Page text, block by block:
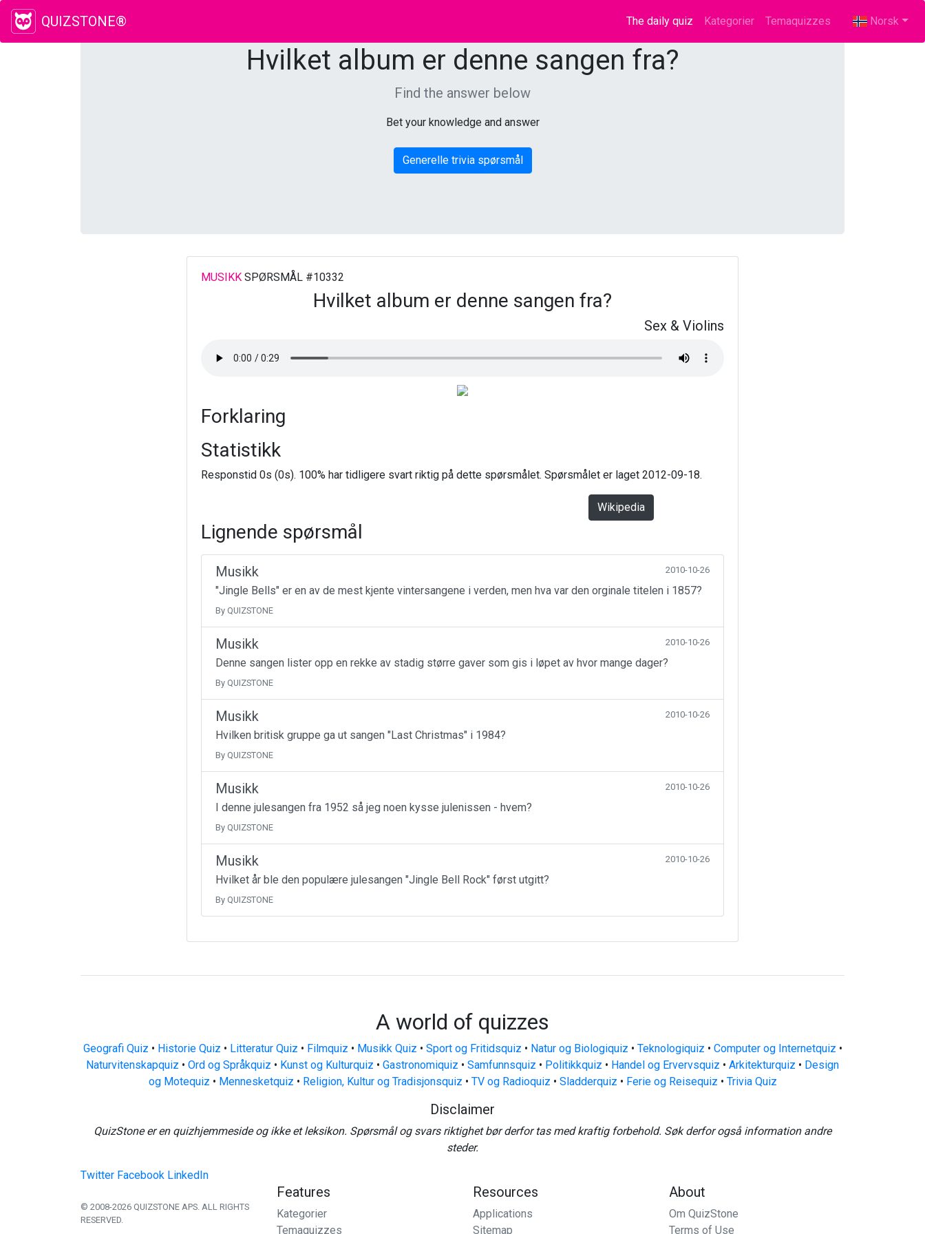
QUIZSTONE® The daily quiz (current)
Kategorier Temaquizzes Norsk
Hvilket album er denne sangen fra?
Find the answer below
Bet your knowledge and answer
Generelle trivia spørsmål
MUSIKKSPØRSMÅL #10332
Hvilket album er denne sangen fra?
Sex & Violins
Forklaring
Statistikk
Responstid 0s (0s). 100% har tidligere svart riktig på dette spørsmålet. Spørsmålet er laget 2012-09-18.
Wikipedia
Lignende spørsmål
Musikk 2010-10-26
"Jingle Bells" er en av de mest kjente vintersangene i verden, men hva var den orginale titelen i 1857?
By QUIZSTONE
Musikk 2010-10-26
Denne sangen lister opp en rekke av stadig større gaver som gis i løpet av hvor mange dager?
By QUIZSTONE
Musikk 2010-10-26
Hvilken britisk gruppe ga ut sangen "Last Christmas" i 1984?
By QUIZSTONE
Musikk 2010-10-26
I denne julesangen fra 1952 så jeg noen kysse julenissen - hvem?
By QUIZSTONE
Musikk 2010-10-26
Hvilket år ble den populære julesangen "Jingle Bell Rock" først utgitt?
By QUIZSTONE
A world of quizzes
Geografi Quiz • Historie Quiz • Litteratur Quiz • Filmquiz • Musikk Quiz • Sport og Fritidsquiz • Natur og Biologiquiz • Teknologiquiz • Computer og Internetquiz •
Naturvitenskapquiz • Ord og Språkquiz • Kunst og Kulturquiz • Gastronomiquiz • Samfunnsquiz • Politikkquiz • Handel og Ervervsquiz • Arkitekturquiz • Design
og Motequiz • Mennesketquiz • Religion, Kultur og Tradisjonsquiz • TV og Radioquiz • Sladderquiz • Ferie og Reisequiz • Trivia Quiz
Disclaimer
QuizStone er en quizhjemmeside og ikke et leksikon. Spørsmål og svars riktighet bør derfor tas med kraftig forbehold. Søk derfor også information andre
steder.
Twitter Facebook LinkedIn
© 2008-2026 QUIZSTONE APS. ALL RIGHTS
RESERVED.
Features
Kategorier
Temaquizzes
Resources
Applications
Sitemap
About
Om QuizStone
Terms of Use